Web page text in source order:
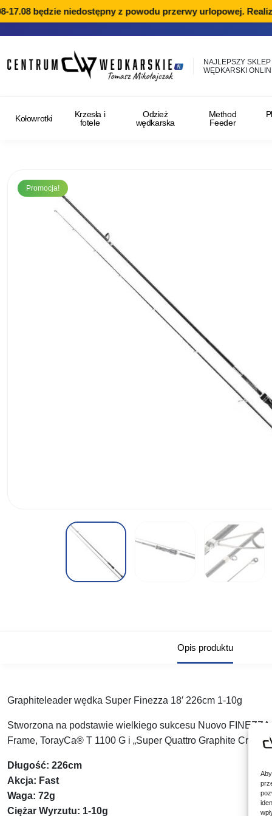
będzie niedostępny z powodu przerwy urlopowej.
NAJLEPSZY SKLEP
WĘDKARSKI
Kołowrotki
Krzesła i
fotele
Odzież
wędkarska
Method
Feeder
Promocja!
Opis produktu
Graphiteleader wędka Super Finezza 18′ 226cm 1-10g
Stworzona na podstawie wielkiego sukcesu Nuovo FINEZZA
Frame, TorayCa® T 1100 G i „Super Quattro Graphite Cross
Długość: 226cm
Akcja: Fast
Waga: 72g
Ciężar Wyrzutu: 1-10g